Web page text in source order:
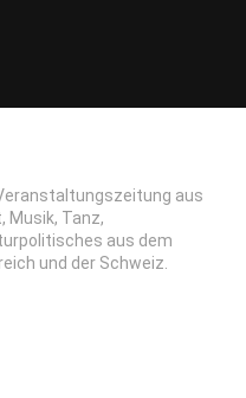
aus
Musik, Tanz,
aus dem
und der Schweiz.